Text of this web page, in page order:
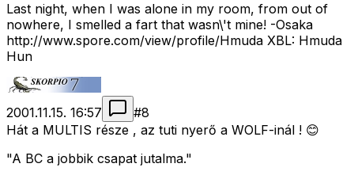
Last night, when I was alone in my room, from out of
nowhere, I smelled a fart that wasn\'t mine! -Osaka
http://www.spore.com/view/profile/Hmuda XBL: Hmuda
Hun
2001.11.15. 16:57 #8
Hát a MULTIS része , az tuti nyerő a WOLF-inál ! 😊
"A BC a jobbik csapat jutalma."